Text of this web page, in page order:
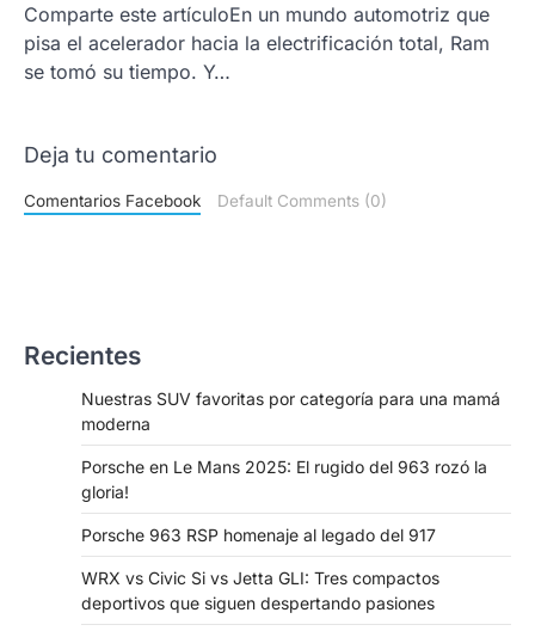
Comparte este artículoEn un mundo automotriz que
pisa el acelerador hacia la electrificación total, Ram
se tomó su tiempo. Y…
Deja tu comentario
Comentarios Facebook Default Comments (0)
Recientes
Nuestras SUV favoritas por categoría para una mamá
moderna
Porsche en Le Mans 2025: El rugido del 963 rozó la
gloria!
Porsche 963 RSP homenaje al legado del 917
WRX vs Civic Si vs Jetta GLI: Tres compactos
deportivos que siguen despertando pasiones